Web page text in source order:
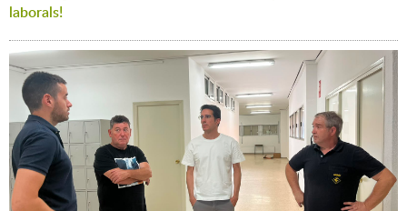
laborals!